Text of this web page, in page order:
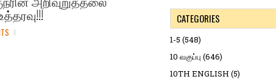
CATEGORIES
1-5 (548)
10 வகுப்பு (646)
10TH ENGLISH (5)